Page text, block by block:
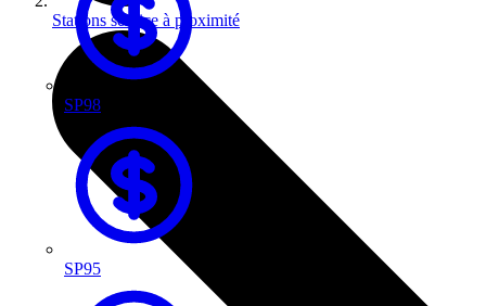
SP98
SP95
Stations service à proximité